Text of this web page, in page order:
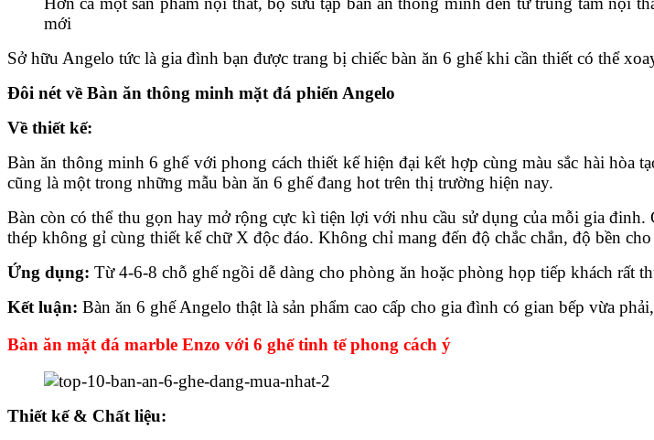
mới
Sở hữu Angelo tức là gia đình bạn được trang bị chiếc bàn ăn 6 ghế khi cần thiết có thể
Đôi nét về Bàn ăn thông minh mặt đá phiến Angelo
Về thiết kế:
Bàn ăn thông minh 6 ghế với phong cách thiết kế hiện đại kết hợp cùng màu sắc hài
cũng là một trong những mẫu bàn ăn 6 ghế đang hot trên thị trường hiện nay.
Bàn còn có thể thu gọn hay mở rộng cực kì tiện lợi với nhu cầu sử dụng của mỗi gia
thép không gỉ cùng thiết kế chữ X độc đáo. Không chỉ mang đến độ chắc chắn, độ bền
Ứng dụng: Từ 4-6-8 chỗ ghế ngồi dễ dàng cho phòng ăn hoặc phòng họp tiếp khách rất
Kết luận: Bàn ăn 6 ghế Angelo thật là sản phẩm cao cấp cho gia đình có gian bếp vừa
Bàn ăn mặt đá marble Enzo với 6 ghế tinh tế phong cách ý
Thiết kế & Chất liệu: